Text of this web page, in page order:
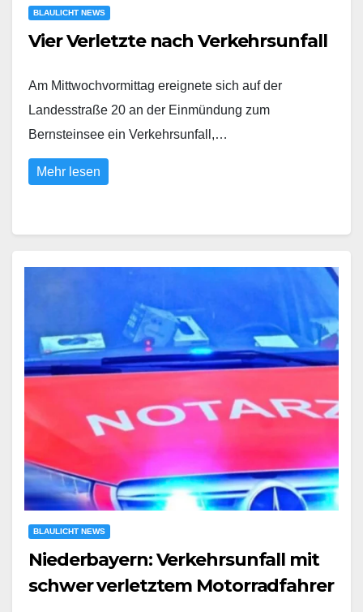
BLAULICHT NEWS
Vier Verletzte nach Verkehrsunfall
Am Mittwochvormittag ereignete sich auf der
Landesstraße 20 an der Einmündung zum
Bernsteinsee ein Verkehrsunfall,…
Mehr lesen
BLAULICHT NEWS
Niederbayern: Verkehrsunfall mit
schwer verletztem Motorradfahrer